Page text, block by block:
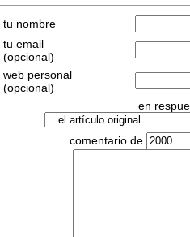
tu nombre
tu email
(opcional)
web personal
(opcional)
en
comentario de